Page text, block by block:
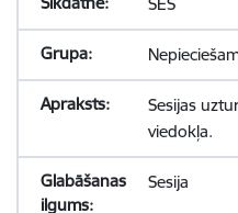
Sesijas
viedokļa.
Sesija